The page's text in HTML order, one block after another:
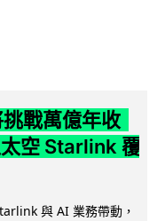
戰萬億年收
空 Starlink 覆
與 AI 業務帶動，